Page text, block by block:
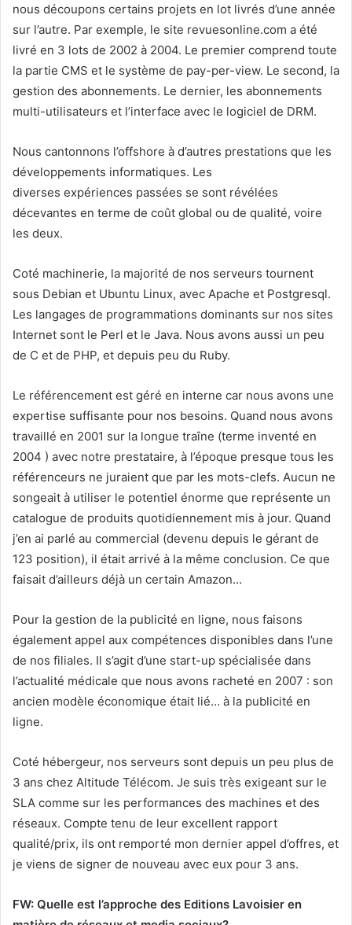
nous découpons certains projets en lot livrés d’une année
sur l’autre. Par exemple, le site revuesonline.com a été
livré en 3 lots de 2002 à 2004. Le premier comprend toute
la partie CMS et le système de pay-per-view. Le second, la
gestion des abonnements. Le dernier, les abonnements
multi-utilisateurs et l’interface avec le logiciel de DRM.
Nous cantonnons l’offshore à d’autres prestations que les
développements informatiques. Les
diverses expériences passées se sont révélées
décevantes en terme de coût global ou de qualité, voire
les deux.
Coté machinerie, la majorité de nos serveurs tournent
sous Debian et Ubuntu Linux, avec Apache et Postgresql.
Les langages de programmations dominants sur nos sites
Internet sont le Perl et le Java. Nous avons aussi un peu
de C et de PHP, et depuis peu du Ruby.
Le référencement est géré en interne car nous avons une
expertise suffisante pour nos besoins. Quand nous avons
travaillé en 2001 sur la longue traîne (terme inventé en
2004 ) avec notre prestataire, à l’époque presque tous les
référenceurs ne juraient que par les mots-clefs. Aucun ne
songeait à utiliser le potentiel énorme que représente un
catalogue de produits quotidiennement mis à jour. Quand
j’en ai parlé au commercial (devenu depuis le gérant de
123 position), il était arrivé à la même conclusion. Ce que
faisait d’ailleurs déjà un certain Amazon…
Pour la gestion de la publicité en ligne, nous faisons
également appel aux compétences disponibles dans l’une
de nos filiales. Il s’agit d’une start-up spécialisée dans
l’actualité médicale que nous avons racheté en 2007 : son
ancien modèle économique était lié… à la publicité en
ligne.
Coté hébergeur, nos serveurs sont depuis un peu plus de
3 ans chez Altitude Télécom. Je suis très exigeant sur le
SLA comme sur les performances des machines et des
réseaux. Compte tenu de leur excellent rapport
qualité/prix, ils ont remporté mon dernier appel d’offres, et
je viens de signer de nouveau avec eux pour 3 ans.
FW: Quelle est l’approche des Editions Lavoisier en